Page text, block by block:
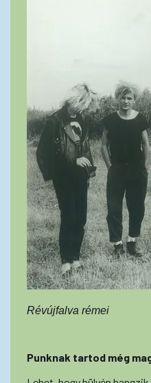
Révújfalva rémei
Punknak tartod még